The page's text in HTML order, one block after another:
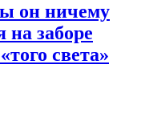
он ничему
заборе
света»